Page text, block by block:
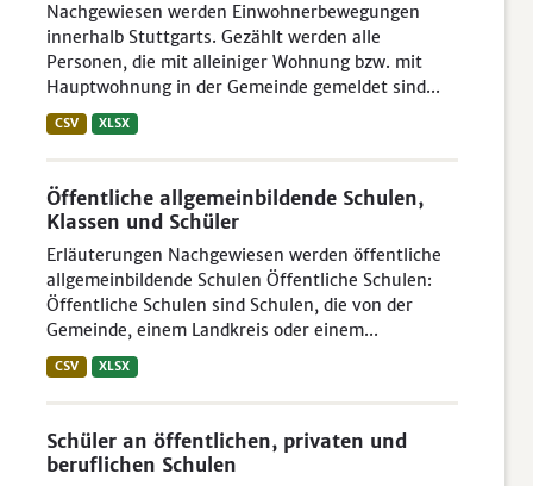
Nachgewiesen werden Einwohnerbewegungen
innerhalb Stuttgarts. Gezählt werden alle
Personen, die mit alleiniger Wohnung bzw. mit
Hauptwohnung in der Gemeinde gemeldet sind...
CSV XLSX
Öffentliche allgemeinbildende Schulen,
Klassen und Schüler
Erläuterungen Nachgewiesen werden öffentliche
allgemeinbildende Schulen Öffentliche Schulen:
Öffentliche Schulen sind Schulen, die von der
Gemeinde, einem Landkreis oder einem...
CSV XLSX
Schüler an öffentlichen, privaten und
beruflichen Schulen